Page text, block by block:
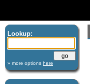
Lookup:
» more options here